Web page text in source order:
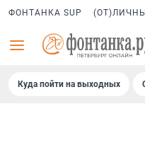
ФОНТАНКА SUP
Куда пойти на выходных